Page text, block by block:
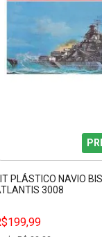
PLÁSTICO NAVIO
3008